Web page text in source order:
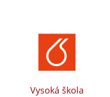
Vysoká škola